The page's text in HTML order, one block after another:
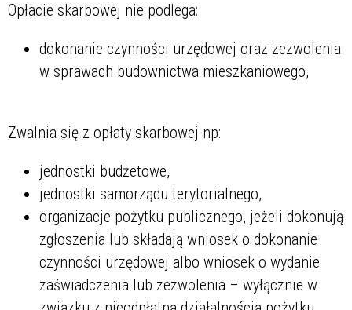
Opłacie skarbowej nie podlega:
dokonanie czynności urzędowej oraz zezwolenia
w sprawach budownictwa mieszkaniowego,
Zwalnia się z opłaty skarbowej np:
jednostki budżetowe,
jednostki samorządu terytorialnego,
organizacje pożytku publicznego, jeżeli dokonują
zgłoszenia lub składają wniosek o dokonanie
czynności urzędowej albo wniosek o wydanie
zaświadczenia lub zezwolenia – wyłącznie w